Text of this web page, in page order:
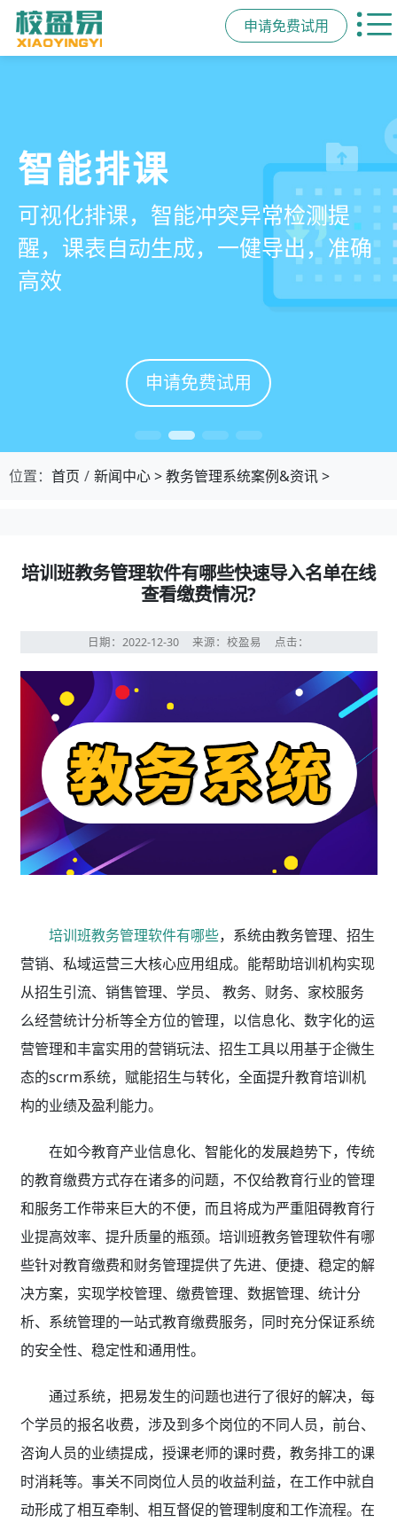
申请免费试用
管学校，用校盈易
培训机构教务管理系
统
有效提升运营管理效率45%
申请免费试用
智能排课
可视化排课，智能冲突异常检测提
醒，课表自动生成，一健导出，准确
高效
申请免费试用
课时统计
学员签到同步扣减课时，老师带课量
自动统计、汇总，数据清晰可查免扯
皮
申请免费试用
家校互动
一部手机链接教师、学员、家长，沟
通互动零距离，服务贴心铸口碑促续
费
申请免费试用
位置： 首页 新闻中心>教务管理系统案例&资讯>
培训班教务管理软件有哪些快速导入名单在线
查看缴费情况?
日期：2022-12-30 来源：校盈易 点击：
培训班教务管理软件有哪些，系统由教务管理、招生
营销、私域运营三大核心应用组成。能帮助培训机构实现
从招生引流、销售管理、学员、 教务、财务、家校服务
么经营统计分析等全方位的管理，以信息化、数字化的运
营管理和丰富实用的营销玩法、招生工具以用基于企微生
态的scrm系统，赋能招生与转化，全面提升教育培训机
构的业绩及盈利能力。
在如今教育产业信息化、智能化的发展趋势下，传统
的教育缴费方式存在诸多的问题，不仅给教育行业的管理
和服务工作带来巨大的不便，而且将成为严重阻碍教育行
业提高效率、提升质量的瓶颈。培训班教务管理软件有哪
些针对教育缴费和财务管理提供了先进、便捷、稳定的解
决方案，实现学校管理、缴费管理、数据管理、统计分
析、系统管理的一站式教育缴费服务，同时充分保证系统
的安全性、稳定性和通用性。
通过系统，把易发生的问题也进行了很好的解决，每
个学员的报名收费，涉及到多个岗位的不同人员，前台、
咨询人员的业绩提成，授课老师的课时费，教务排工的课
时消耗等。事关不同岗位人员的收益利益，在工作中就自
动形成了相互牵制、相互督促的管理制度和工作流程。在